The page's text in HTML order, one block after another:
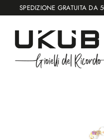
al
contenuto
SPEDIZIONE GRATUITA DA 50€